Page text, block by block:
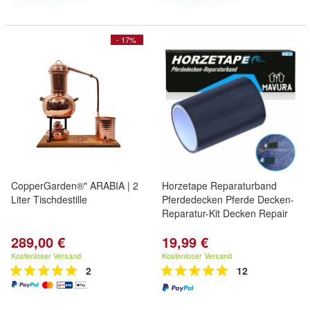
- 17%
CopperGarden®" ARABIA | 2
Liter Tischdestille
289,00 €
Kostenloser Versand
2
Horzetape Reparaturband
Pferdedecken Pferde Decken-
Reparatur-Kit Decken Repair
19,99 €
Kostenloser Versand
12